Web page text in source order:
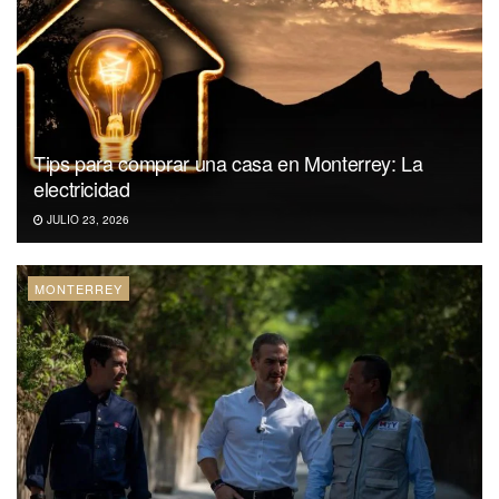
Tips para comprar una casa en Monterrey: La
electricidad
JULIO 23, 2026
MONTERREY